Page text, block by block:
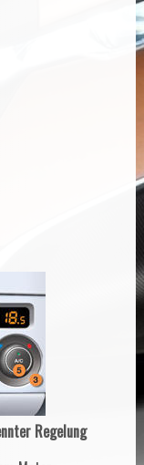
Regelung